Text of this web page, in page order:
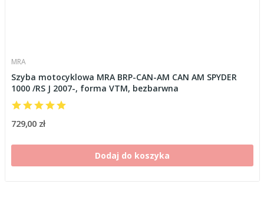
MRA
Szyba motocyklowa MRA BRP-CAN-AM CAN AM SPYDER
1000 /RS J 2007-, forma VTM, bezbarwna
729,00 zł
Dodaj do koszyka